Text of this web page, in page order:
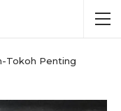
Tokoh Penting